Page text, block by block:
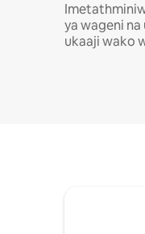
ya wageni
ukaaji wako